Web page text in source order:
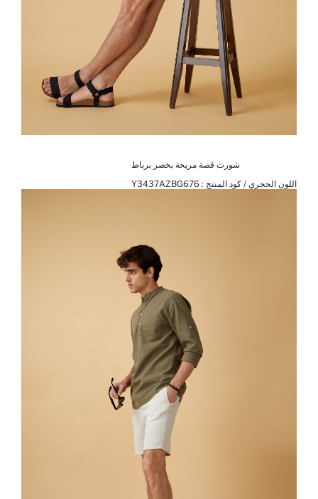
شورت قصة مريحة بخصر برباط
اللون الحجري / كود المنتج : Y3437AZBG676